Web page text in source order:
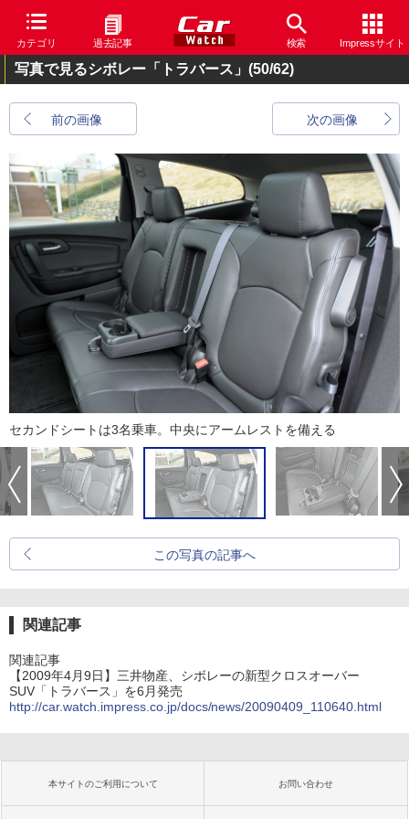
カテゴリ 過去記事 検索 Impressサイト
写真で見るシボレー「トラバース」 (50/62)
前の画像 次の画像
セカンドシートは3名乗車。中央にアームレストを備える
この写真の記事へ
関連記事
関連記事
【2009年4月9日】三井物産、シボレーの新型クロスオーバー
SUV「トラバース」を6月発売
http://car.watch.impress.co.jp/docs/news/20090409_110640.html
本サイトのご利用について お問い合わせ